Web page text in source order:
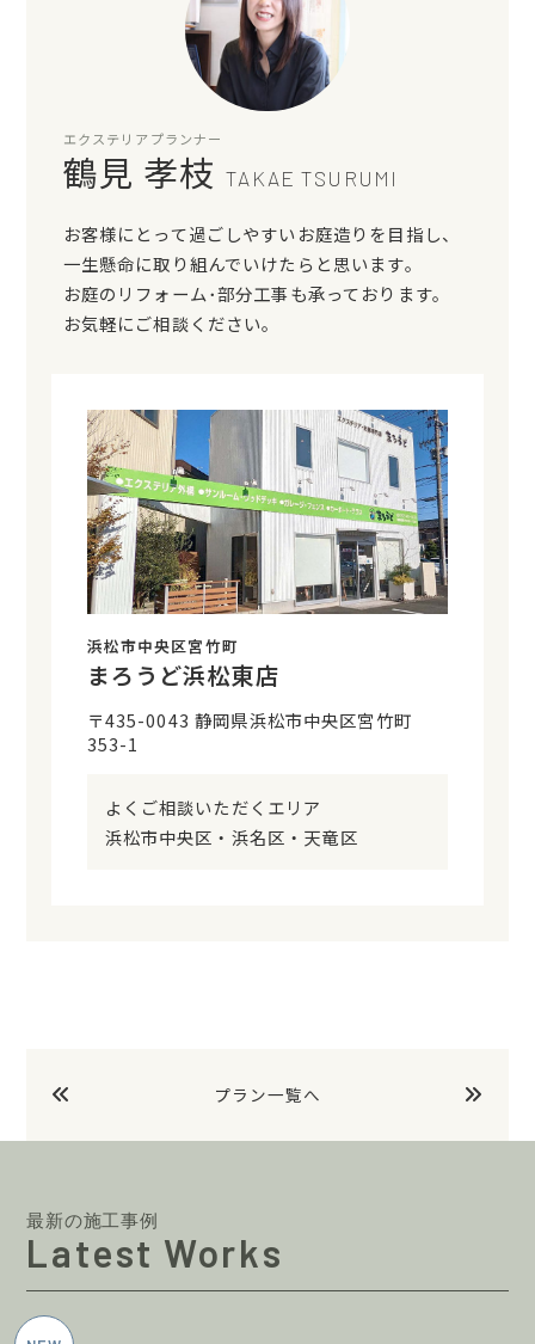
エクステリアプランナー
鶴見 孝枝 TAKAE TSURUMI
お客様にとって過ごしやすいお庭造りを目指し、
一生懸命に取り組んでいけたらと思います。
お庭のリフォーム･部分工事も承っております。
お気軽にご相談ください。
浜松市中央区宮竹町
まろうど浜松東店
〒435-0043 静岡県浜松市中央区宮竹町
353-1
よくご相談いただくエリア
浜松市中央区・浜名区・天竜区
プラン一覧へ
最新の施工事例
Latest Works